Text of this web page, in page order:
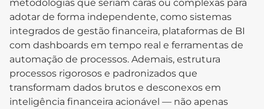
metodologias que seriam caras ou complexas para
adotar de forma independente, como sistemas
integrados de gestão financeira, plataformas de BI
com dashboards em tempo real e ferramentas de
automação de processos. Ademais, estrutura
processos rigorosos e padronizados que
transformam dados brutos e desconexos em
inteligência financeira acionável — não apenas